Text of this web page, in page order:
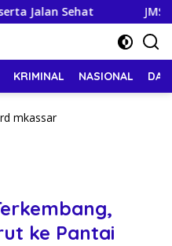
Jalan Sehat JMSI
KRIMINAL NASIONAL
ke Pantai